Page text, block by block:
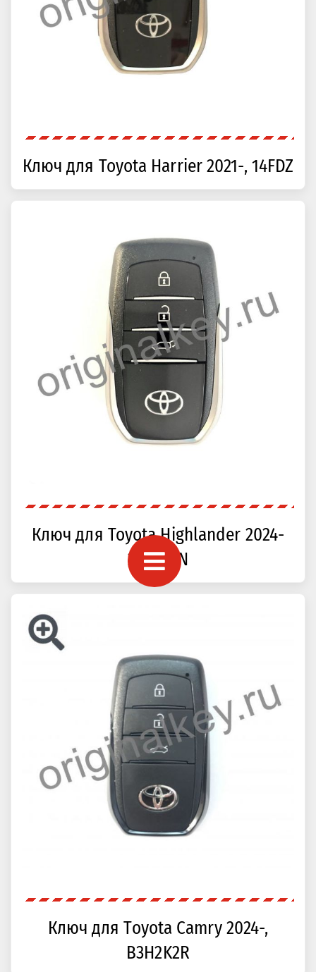
Ключ для Toyota Harrier 2021-, 14FDZ
Ключ для Toyota Highlander 2024-
2025, CN
Ключ для Toyota Camry 2024-,
B3H2K2R